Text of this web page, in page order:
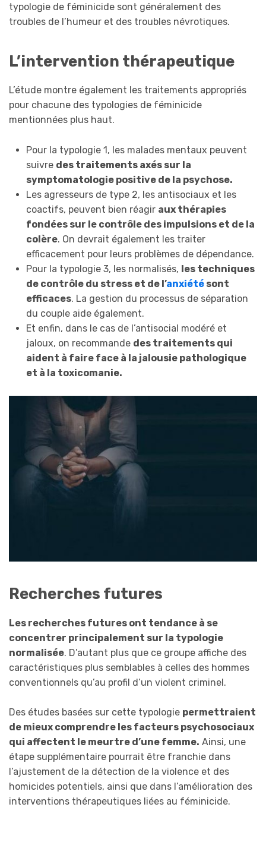
typologie de féminicide sont généralement des
troubles de l’humeur et des troubles névrotiques.
L’intervention thérapeutique
L’étude montre également les traitements appropriés
pour chacune des typologies de féminicide
mentionnées plus haut.
Pour la typologie 1, les malades mentaux peuvent
suivre des traitements axés sur la
symptomatologie positive de la psychose.
Les agresseurs de type 2, les antisociaux et les
coactifs, peuvent bien réagir aux thérapies
fondées sur le contrôle des impulsions et de la
colère. On devrait également les traiter
efficacement pour leurs problèmes de dépendance.
Pour la typologie 3, les normalisés, les techniques
de contrôle du stress et de l’anxiétésont
efficaces. La gestion du processus de séparation
du couple aide également.
Et enfin, dans le cas de l’antisocial modéré et
jaloux, on recommande des traitements qui
aident à faire face à la jalousie pathologique
et à la toxicomanie.
Recherches futures
Les recherches futures ont tendance à se
concentrer principalement sur la typologie
normalisée. D’autant plus que ce groupe affiche des
caractéristiques plus semblables à celles des hommes
conventionnels qu’au profil d’un violent criminel.
Des études basées sur cette typologie permettraient
de mieux comprendre les facteurs psychosociaux
qui affectent le meurtre d’une femme. Ainsi, une
étape supplémentaire pourrait être franchie dans
l’ajustement de la détection de la violence et des
homicides potentiels, ainsi que dans l’amélioration des
interventions thérapeutiques liées au féminicide.